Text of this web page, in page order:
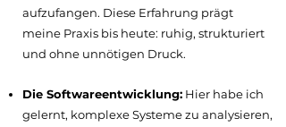
aufzufangen. Diese Erfahrung prägt
meine Praxis bis heute: ruhig, strukturiert
und ohne unnötigen Druck.
Die Softwareentwicklung: Hier habe ich
gelernt, komplexe Systeme zu analysieren,